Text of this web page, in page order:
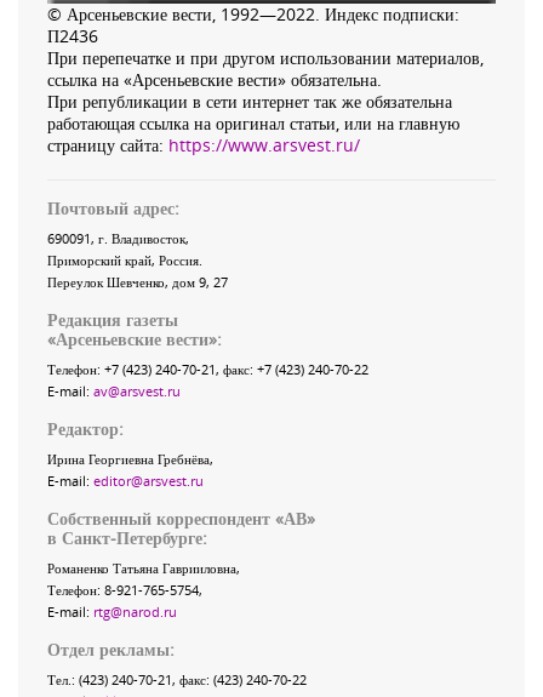
© Арсеньевские вести, 1992—2022. Индекс подписки:
П2436
При перепечатке и при другом использовании материалов,
ссылка на «Арсеньевские вести» обязательна.
При републикации в сети интернет так же обязательна
работающая ссылка на оригинал статьи, или на главную
страницу сайта: https://www.arsvest.ru/
Почтовый адрес:
690091, г. Владивосток,
Приморский край, Россия
Переулок Шевченко, дом 9, 27
Редакция газеты
«Арсеньевские вести»:
Телефон: +7 (423) 240-70-21, факс: +7 (423) 240-70-22
E-mail: av@arsvest.ru
Редактор:
Ирина Георгиевна Гребнёва,
E-mail: editor@arsvest.ru
Собственный корреспондент «АВ»
в Санкт-Петербурге:
Романенко Татьяна Гаврииловна,
Телефон: 8-921-765-5754,
E-mail: rtg@narod.ru
Отдел рекламы:
Тел.: (423) 240-70-21, факс: (423) 240-70-22